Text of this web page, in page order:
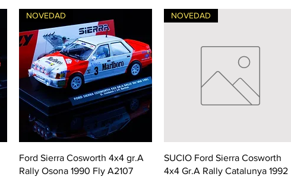
NOVEDAD
Ford Sierra Cosworth 4x4 gr.A
Rally Osona 1990 Fly A2107
NOVEDAD
SUCIO Ford Sierra Cosworth
4x4 Gr.A Rally Catalunya 1992